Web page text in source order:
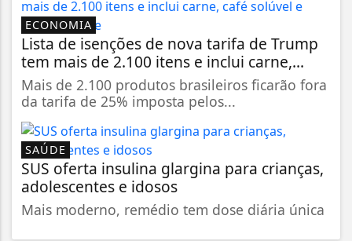
ECONOMIA
Lista de isenções de nova tarifa de Trump
tem mais de 2.100 itens e inclui carne,...
Mais de 2.100 produtos brasileiros ficarão fora
da tarifa de 25% imposta pelos...
SAÚDE
SUS oferta insulina glargina para crianças,
adolescentes e idosos
Mais moderno, remédio tem dose diária única